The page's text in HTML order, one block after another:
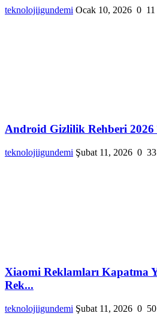
teknolojiigundemi Ocak 10, 2026 0 11
Android Gizlilik Rehberi 2026
teknolojiigundemi Şubat 11, 2026 0 33
Xiaomi Reklamları Kapatma
Rek...
teknolojiigundemi Şubat 11, 2026 0 50